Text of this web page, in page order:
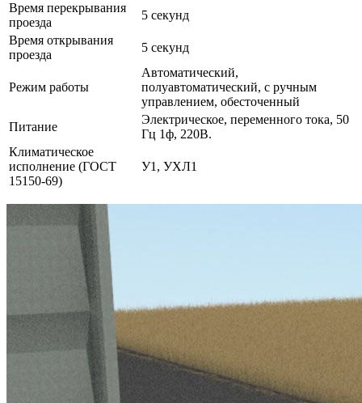
Время перекрывания
проезда
5 секунд
Время открывания
проезда
5 секунд
Режим работы
Автоматический,
полуавтоматический, с ручным
управлением, обесточенный
Питание
Электрическое, переменного тока, 50
Гц 1ф, 220В.
Климатическое
исполнение (ГОСТ
15150-69)
У1, УХЛ1